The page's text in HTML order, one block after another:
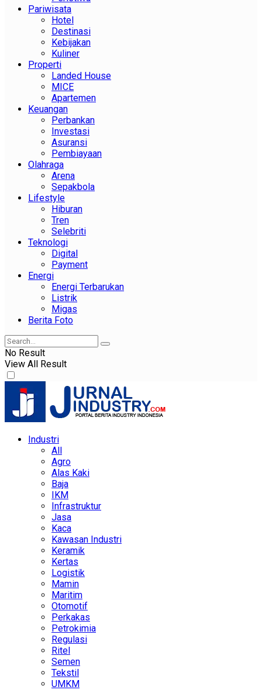
Pariwisata
Hotel
Destinasi
Kebijakan
Kuliner
Properti
Landed House
MICE
Apartemen
Keuangan
Perbankan
Investasi
Asuransi
Pembiayaan
Olahraga
Arena
Sepakbola
Lifestyle
Hiburan
Tren
Selebriti
Teknologi
Digital
Payment
Energi
Energi Terbarukan
Listrik
Migas
Berita Foto
No Result
View All Result
Industri
All
Agro
Alas Kaki
Baja
IKM
Infrastruktur
Jasa
Kaca
Kawasan Industri
Keramik
Kertas
Logistik
Mamin
Maritim
Otomotif
Perkakas
Petrokimia
Regulasi
Ritel
Semen
Tekstil
UMKM